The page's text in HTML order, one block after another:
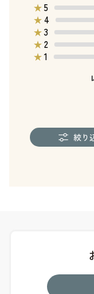
★5
★ 4
★3
★2
★1
絞り